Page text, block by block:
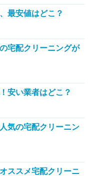
最安値はどこ？
宅配クリーニングが
安い業者はどこ？
気の宅配クリーニン
ススメ宅配クリーニ